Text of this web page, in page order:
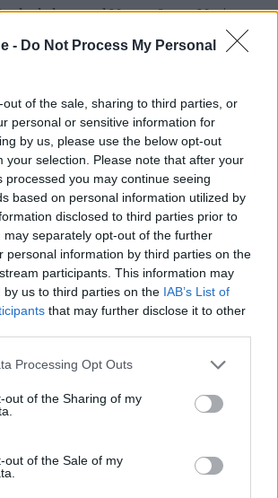
- Do Not Process My Personal
out of the sale, sharing to third parties, or
personal or sensitive information for
by us, please use the below opt-out
your selection. Please note that after your
processed you may continue seeing
based on personal information utilized by
disclosed to third parties prior to
may separately opt-out of the further
personal information by third parties on the
participants. This information may
by us to third parties on the IAB’s List of
that may further disclose it to other
website/app uses one or more Google
visit or usage behaviour. You may click to
to Google and its third-party tags to
below specified purposes in below Google
Processing Opt Outs
out of the Sharing of my
out of the Sale of my
che lo legava al Monza, Super Mario
· 1 Lug 2021
i migliori scherzi nel
sport: da Balotelli a Hamilton
e Pesce d'Aprile avvenuti nel mondo